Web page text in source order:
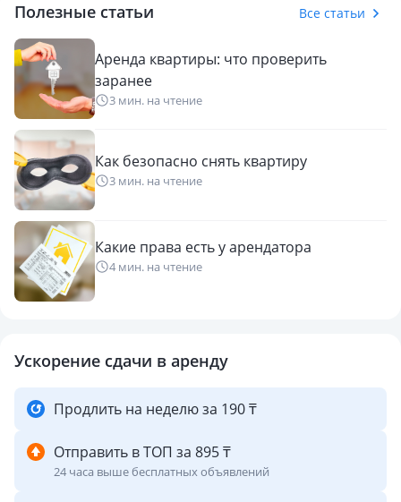
Полезные статьи Все статьи
Аренда квартиры: что проверить
заранее
3 мин. на чтение
Как безопасно снять квартиру
3 мин. на чтение
Какие права есть у арендатора
4 мин. на чтение
Ускорение сдачи в аренду
Продлить на неделю за 190 ₸
Отправить в ТОП за 895 ₸
24 часа выше бесплатных объявлений